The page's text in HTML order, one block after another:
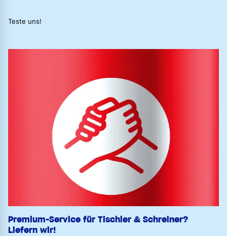
Teste uns!
Premium-Service für Tischler & Schreiner?
Liefern wir!